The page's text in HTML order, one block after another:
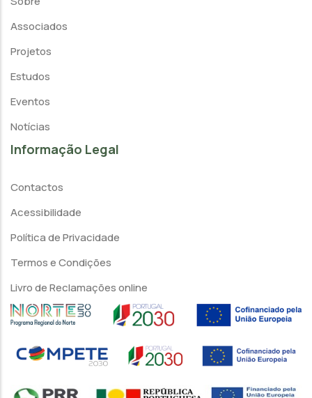
Associados
Projetos
Estudos
Eventos
Notícias
Informação Legal
Contactos
Acessibilidade
Política de Privacidade
Termos e Condições
Livro de Reclamações online